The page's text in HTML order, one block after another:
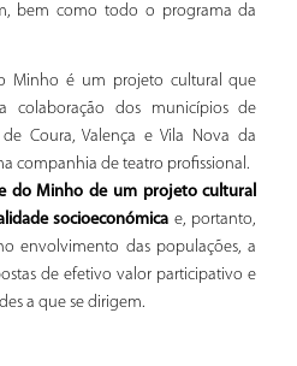
bem como todo o programa da
Minho é um projeto cultural que
colaboração dos municípios de
Coura, Valença e Vila Nova da
companhia de teatro profissional.
do Minho de um projeto cultural
socioeconómica e, portanto,
envolvimento das populações, a
de efetivo valor participativo e
a que se dirigem.